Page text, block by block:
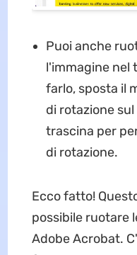
Puoi anche
l'immagine nel
farlo, sposta il
di rotazione
trascina per
di rotazione.
Ecco fatto!
possibile ruotare
Adobe Acrobat.